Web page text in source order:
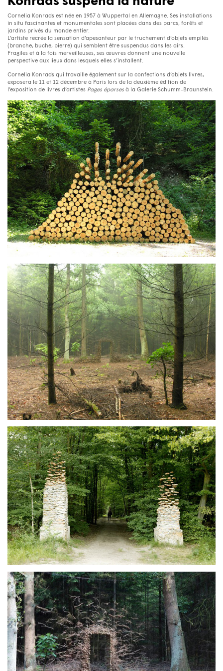
Cornelia Konrads est née en 1957 à Wuppertal en Allemagne. Ses installations
in situ fascinantes et monumentales sont placées dans des parcs, forêts et
jardins privés du monde entier.
L’artiste recrée la sensation d’apesanteur par le truchement d’objets empilés
(branche, buche, pierre) qui semblent être suspendus dans les airs.
Fragiles et à la fois merveilleuses, ses œuvres donnent une nouvelle
perspective aux lieux dans lesquels elles s’installent.
Cornelia Konrads qui travaille également sur la confections d’objets livres,
exposera le 11 et 12 décembre à Paris lors de la deuxième édition de
l’exposition de livres d’artistes Pages éparses à la Galerie Schumm-Braunstein.